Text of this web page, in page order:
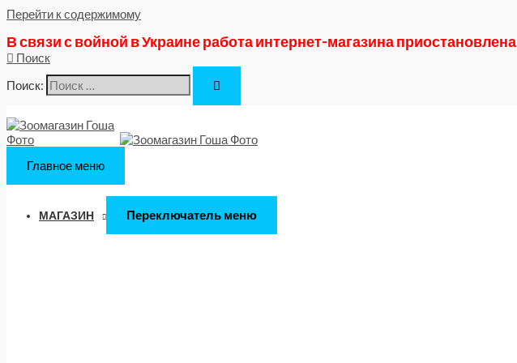
Перейти к содержимому
В связи с войной в Украине работа интернет-магазина приостановлена
Поиск
Поиск:
Главное меню
МАГАЗИН Переключатель меню